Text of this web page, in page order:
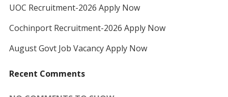
UOC Recruitment-2026 Apply Now
Cochinport Recruitment-2026 Apply Now
August Govt Job Vacancy Apply Now
Recent Comments